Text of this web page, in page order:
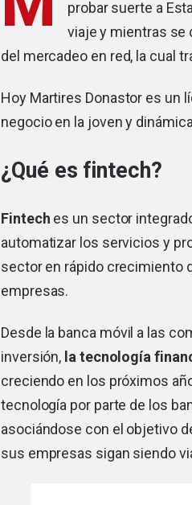
probar suerte a
viaje y mientras se
del mercadeo en red, la cual
Hoy Martires Donastor es un
negocio en la joven y
¿Qué es fintech?
Fintech es un sector
automatizar los servicios y
sector en rápido crecimiento
empresas.
Desde la banca móvil a las
inversión, la tecnología
creciendo en los próximos
tecnología por parte de los
asociándose con el objetivo
sus empresas sigan siendo